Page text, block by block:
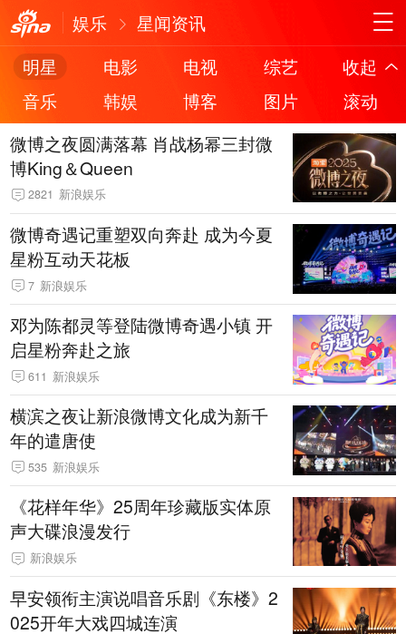
娱乐
星闻资讯
明星
电影 电视 综艺
收起
音乐
韩娱 博客 图片
滚动
微博之夜圆满落幕 肖战杨幂三封微
博King＆Queen
2821 新浪娱乐
微博奇遇记重塑双向奔赴 成为今夏
星粉互动天花板
7 新浪娱乐
邓为陈都灵等登陆微博奇遇小镇 开
启星粉奔赴之旅
611 新浪娱乐
横滨之夜让新浪微博文化成为新千
年的遣唐使
535 新浪娱乐
《花样年华》25周年珍藏版实体原
声大碟浪漫发行
新浪娱乐
早安领衔主演说唱音乐剧《东楼》2
025开年大戏四城连演